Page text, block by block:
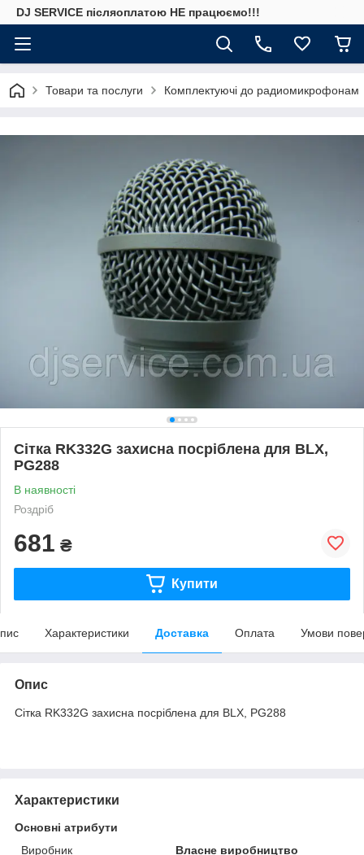
DJ SERVICE пiсляоплатою НЕ працюємо!!!
Товари та послуги Комплектуючі до радиомикрофонам
Сітка RK332G захисна посріблена для BLX,
PG288
В наявності
Роздріб
681 ₴
Купити
Характеристики Доставка Оплата Умови
Опис
Сітка RK332G захисна посріблена для BLX, PG288
Характеристики
Основні атрибути
Виробник
Власне виробництво